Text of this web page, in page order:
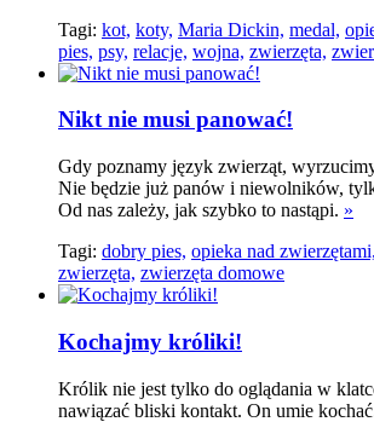
Tagi: kot, koty, Maria Dickin, medal,
pies, psy, relacje, wojna, zwierzęta,
Nikt nie musi panować!
Gdy poznamy język zwierząt,
Nie będzie już panów i niewolników,
Od nas zależy, jak szybko to nastąpi. »
Tagi: dobry pies, opieka nad zwierzętami,
zwierzęta, zwierzęta domowe
Kochajmy króliki!
Królik nie jest tylko do oglądania w
nawiązać bliski kontakt. On umie